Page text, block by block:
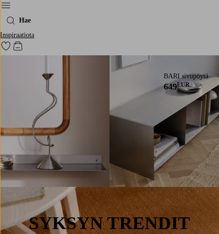
Menu
Hae
Inspiraatiota
Siirry merkittyihin suosikkituotteisiin
Siirry ostoskoriin
BARI sivupöytä
649EUR
SYKSYN TRENDIT